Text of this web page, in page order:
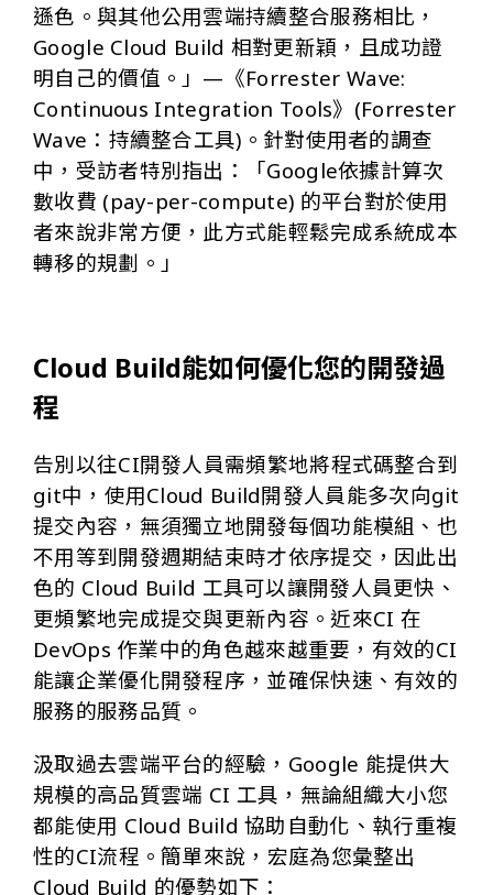
遜色。與其他公用雲端持續整合服務相比，
Google Cloud Build 相對更新穎，且成功證
明自己的價值。」—《Forrester Wave:
Continuous Integration Tools》(Forrester
Wave：持續整合工具)。針對使用者的調查
中，受訪者特別指出：「Google依據計算次
數收費 (pay-per-compute) 的平台對於使用
者來說非常方便，此方式能輕鬆完成系統成本
轉移的規劃。」
Cloud Build能如何優化您的開發過
程
告別以往CI開發人員需頻繁地將程式碼整合到
git中，使用Cloud Build開發人員能多次向git
提交內容，無須獨立地開發每個功能模組、也
不用等到開發週期結束時才依序提交，因此出
色的 Cloud Build 工具可以讓開發人員更快、
更頻繁地完成提交與更新內容。近來CI 在
DevOps 作業中的角色越來越重要，有效的CI
能讓企業優化開發程序，並確保快速、有效的
服務的服務品質。
汲取過去雲端平台的經驗，Google 能提供大
規模的高品質雲端 CI 工具，無論組織大小您
都能使用 Cloud Build 協助自動化、執行重複
性的CI流程。簡單來說，宏庭為您彙整出
Cloud Build 的優勢如下：